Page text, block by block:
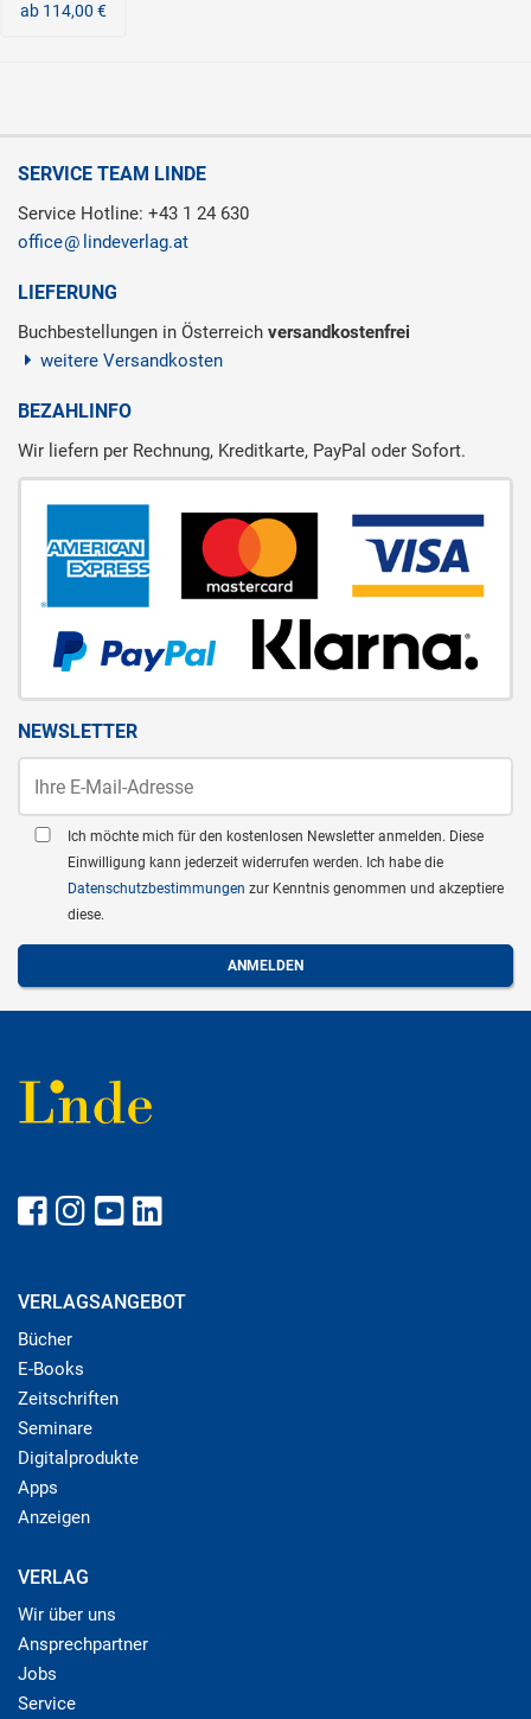
ab 114,00 €
SERVICE TEAM LINDE
Service Hotline: +43 1 24 630
office
lindeverlag.at
LIEFERUNG
Buchbestellungen in Österreich versandkostenfrei
weitere Versandkosten
BEZAHLINFO
Wir liefern per Rechnung, Kreditkarte, PayPal oder Sofort.
NEWSLETTER
Ich möchte mich für den kostenlosen Newsletter anmelden. Diese
Einwilligung kann jederzeit widerrufen werden. Ich habe die
Datenschutzbestimmungen zur Kenntnis genommen und akzeptiere
diese.
VERLAGSANGEBOT
Bücher
E-Books
Zeitschriften
Seminare
Digitalprodukte
Apps
Anzeigen
VERLAG
Wir über uns
Ansprechpartner
Jobs
Service